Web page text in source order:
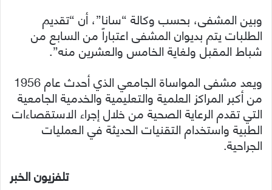
وبين المشفى، بحسب وكالة “سانا”، أن “تقديم
الطلبات يتم بديوان المشفى اعتباراً من السابع من
شباط المقبل ولغاية الخامس والعشرين منه”.
ويعد مشفى المواساة الجامعي الذي أحدث عام 1956
من أكبر المراكز العلمية والتعليمية والخدمية الجامعية
التي تقدم الرعاية الصحية من خلال إجراء الاستقصاءات
الطبية واستخدام التقنيات الحديثة في العمليات
الجراحية.
تلفزيون الخبر